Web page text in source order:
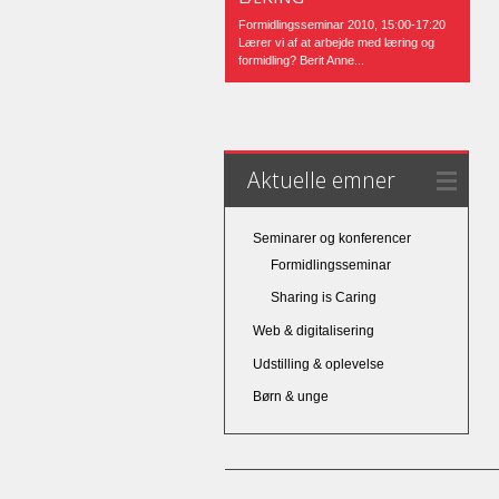
Formidlingsseminar 2010, 15:00-17:20
Lærer vi af at arbejde med læring og
formidling? Berit Anne...
Aktuelle emner
Seminarer og konferencer
Formidlingsseminar
Sharing is Caring
Web & digitalisering
Udstilling & oplevelse
Børn & unge